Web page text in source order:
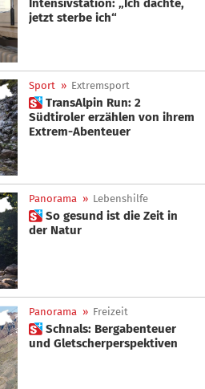
Intensivstation: „Ich dachte,
jetzt sterbe ich“
Sport » Extremsport
 TransAlpin Run: 2
Südtiroler erzählen von ihrem
Extrem-Abenteuer
Panorama » Lebenshilfe
 So gesund ist die Zeit in
der Natur
Panorama » Freizeit
 Schnals: Bergabenteuer
und Gletscherperspektiven